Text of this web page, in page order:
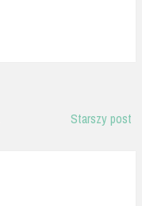
Starszy post